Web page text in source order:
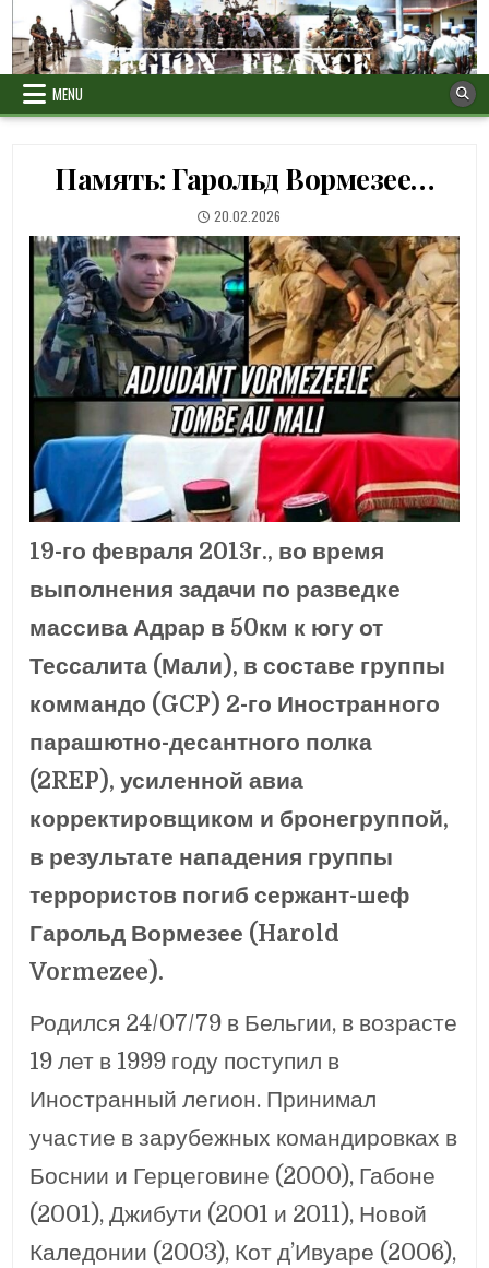
content
MENU
Память: Гарольд Вормезее…
PUBLISHED
DATE:
20.02.2026
19-го февраля 2013г., во время
выполнения задачи по разведке
массива Адрар в 50км к югу от
Тессалита (Мали), в составе группы
коммандо (GCP) 2-го Иностранного
парашютно-десантного полка
(2REP), усиленной авиа
корректировщиком и бронегруппой,
в результате нападения группы
террористов погиб сержант-шеф
Гарольд Вормезее (Harold
Vormezee).
Родился 24/07/79 в Бельгии, в возрасте
19 лет в 1999 году поступил в
Иностранный легион. Принимал
участие в зарубежных командировках в
Боснии и Герцеговине (2000), Габоне
(2001), Джибути (2001 и 2011), Новой
Каледонии (2003), Кот д’Ивуаре (2006),